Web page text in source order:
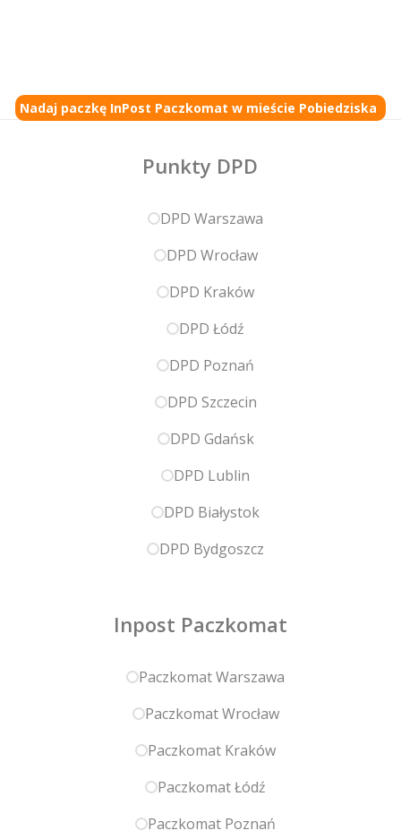
Nadaj paczkę InPost Paczkomat w mieście Pobiedziska
Punkty DPD
DPD Warszawa
DPD Wrocław
DPD Kraków
DPD Łódź
DPD Poznań
DPD Szczecin
DPD Gdańsk
DPD Lublin
DPD Białystok
DPD Bydgoszcz
Inpost Paczkomat
Paczkomat Warszawa
Paczkomat Wrocław
Paczkomat Kraków
Paczkomat Łódź
Paczkomat Poznań